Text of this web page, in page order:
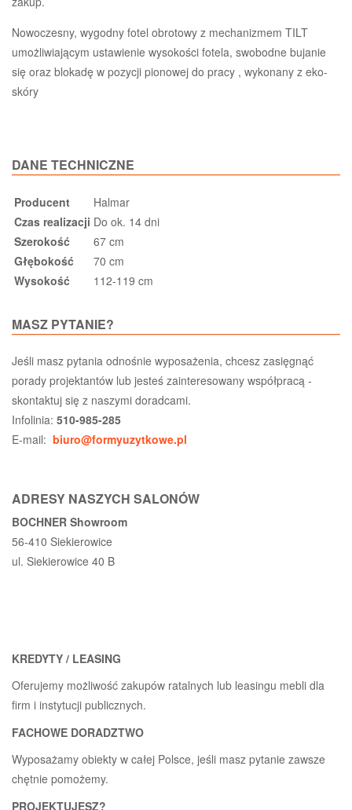
Nowoczesny, wygodny fotel obrotowy z mechanizmem TILT
umożliwiającym ustawienie wysokości fotela, swobodne bujanie
się oraz blokadę w pozycji pionowej do pracy , wykonany z eko-
skóry
DANE TECHNICZNE
Producent
Halmar
Czas realizacji Do ok. 14 dni
Szerokość
67 cm
Głębokość
70 cm
Wysokość
112-119 cm
MASZ PYTANIE?
Jeśli masz pytania odnośnie wyposażenia, chcesz zasięgnąć
porady projektantów lub jesteś zainteresowany współpracą -
skontaktuj się z naszymi doradcami.
Infolinia: 510-985-285
E-mail: biuro@formyuzytkowe.pl
ADRESY NASZYCH SALONÓW
BOCHNER Showroom
56-410 Siekierowice
ul. Siekierowice 40 B
KREDYTY / LEASING
Oferujemy możliwość zakupów ratalnych lub leasingu mebli dla
firm i instytucji publicznych.
FACHOWE DORADZTWO
Wyposażamy obiekty w całej Polsce, jeśli masz pytanie zawsze
chętnie pomożemy.
PROJEKTUJESZ?